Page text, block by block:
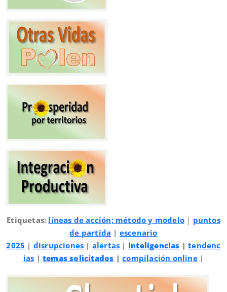
Etiquetas: líneas de acción; método y modelo | puntos
de partida | escenario
2025 | disrupciones | alertas | inteligencias | tendenc
ias |temas solicitados |compilación online|